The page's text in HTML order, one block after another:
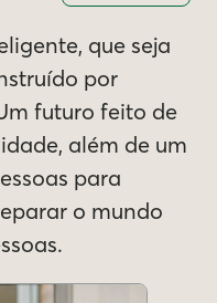
que seja
por
futuro feito de
além de um
para
o mundo